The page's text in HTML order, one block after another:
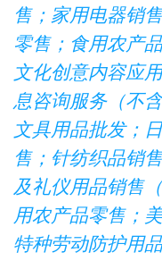
售；家用电器销
零售；食用农产
文化创意内容应
息咨询服务（不
文具用品批发；
售；针纺织品销
及礼仪用品销售
用农产品零售；
特种劳动防护用